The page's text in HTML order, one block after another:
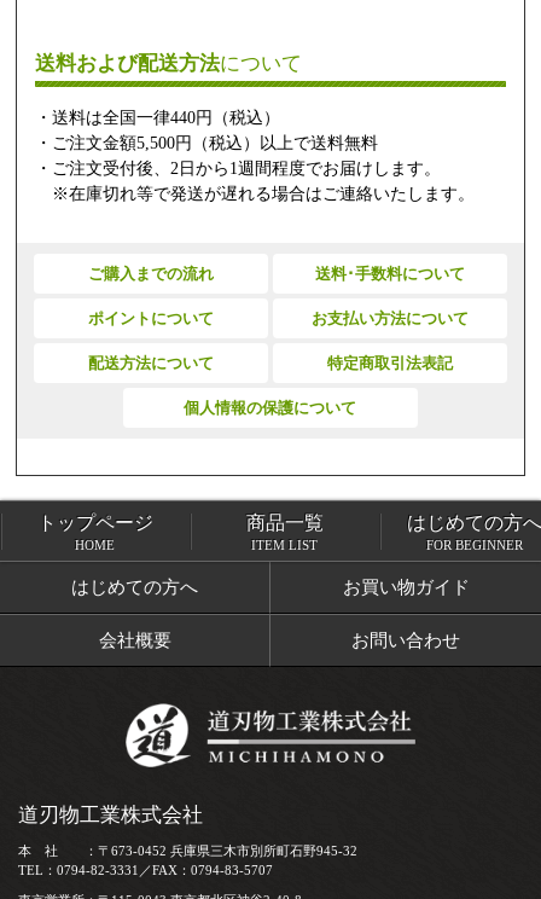
送料および配送方法について
・送料は全国一律440円（税込）
・ご注文金額5,500円（税込）以上で送料無料
・ご注文受付後、2日から1週間程度でお届けします。
※在庫切れ等で発送が遅れる場合はご連絡いたします。
ご購入までの流れ 送料･手数料について
ポイントについて お支払い方法について
配送方法について 特定商取引法表記
個人情報の保護について
トップページ 商品一覧
はじめての方へ お買い物ガイド
会社概要 お問い合わせ
トップページ
HOME
商品一覧
ITEM LIST
はじめての方へ
FOR BEGINNER
道刃物工業株式会社
本 社 ：〒673-0452 兵庫県三木市別所町石野945-32
TEL：0794-82-3331／FAX：0794-83-5707